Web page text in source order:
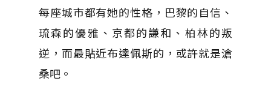
每座城市都有她的性格，巴黎的自信、
琉森的優雅、京都的謙和、柏林的叛
逆，而最貼近布達佩斯的，或許就是滄
桑吧。